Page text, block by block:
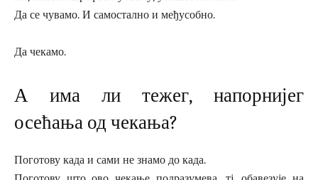
Да се чувамо. И самостално и међусобно.
Да чекамо.
А има ли тежег, напорнијег
осећања од чекања?
Поготову када и сами не знамо до када.